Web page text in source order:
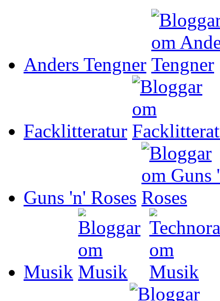
Anders Tengner
Facklitteratur
Guns 'n' Roses
Musik